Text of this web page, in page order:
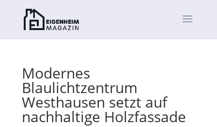
Modernes
Blaulichtzentrum
Westhausen setzt auf
nachhaltige Holzfassade